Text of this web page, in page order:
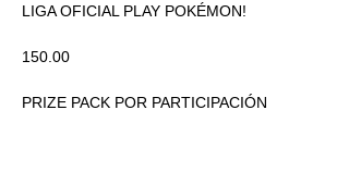
LIGA OFICIAL PLAY POKÉMON!
150.00
PRIZE PACK POR PARTICIPACIÓN